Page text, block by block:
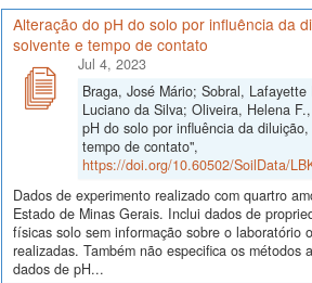
Alteração do pH do solo por influência da
solvente e tempo de contato
Jul 4, 2023
Braga, José Mário; Sobral, Lafayette
Luciano da Silva; Oliveira, Helena
pH do solo por influência da
tempo de contato",
https://doi.org/10.60502/SoilData/
Dados de experimento realizado com quartro
Estado de Minas Gerais. Inclui dados de
físicas solo sem informação sobre o laboratório
realizadas. Também não especifica os métodos
dados de pH...